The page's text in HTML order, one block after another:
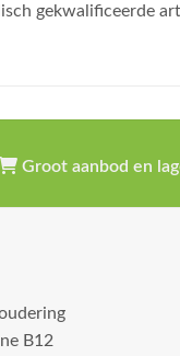
gekwalificeerde
Groot aanbod en
B12